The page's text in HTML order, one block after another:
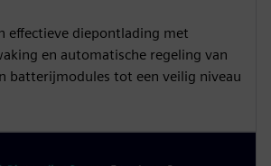
effectieve diepontlading met
en automatische regeling van
batterijmodules tot een veilig niveau